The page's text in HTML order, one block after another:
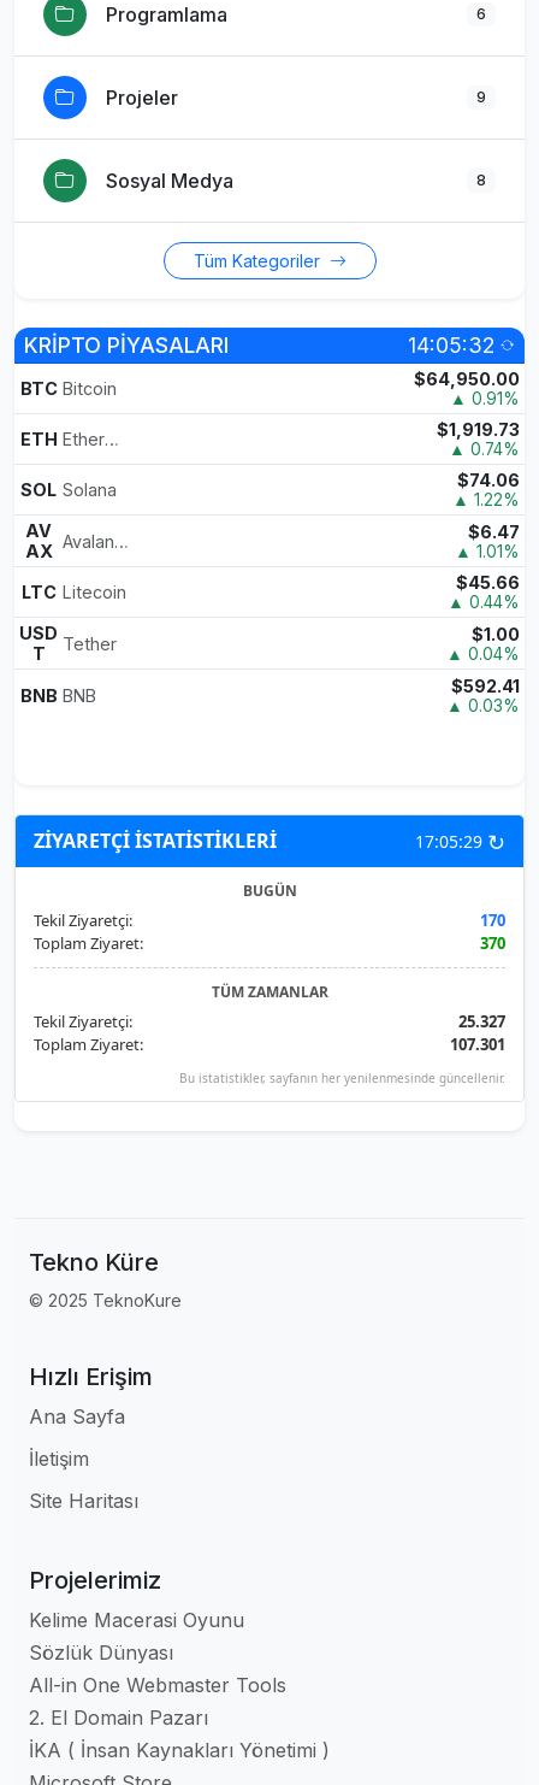
Programlama 6
Projeler 9
Sosyal Medya 8
Tüm Kategoriler
KRİPTO PİYASALARI 14:05:32
BTC Bitcoin $64,950.00
▲ 0.91%
ETH Ethereum $1,919.73
▲ 0.74%
SOL Solana $74.06
▲ 1.22%
AV
AX
Avalanche $6.47
▲ 1.01%
LTC Litecoin $45.66
▲ 0.44%
USD
T
Tether $1.00
▲ 0.04%
BNB BNB $592.41
▲ 0.03%
ZİYARETÇİ İSTATİSTİKLERİ 17:05:29 ↻
BUGÜN
Tekil Ziyaretçi:
170
Toplam Ziyaret:
370
TÜM ZAMANLAR
Tekil Ziyaretçi:
25.327
Toplam Ziyaret:
107.301
Bu istatistikler, sayfanın her yenilenmesinde güncellenir.
Tekno Küre
© 2025 TeknoKure
Hızlı Erişim
Ana Sayfa
İletişim
Site Haritası
Projelerimiz
Kelime Macerasi Oyunu
Sözlük Dünyası
All-in One Webmaster Tools
2. El Domain Pazarı
İKA ( İnsan Kaynakları Yönetimi )